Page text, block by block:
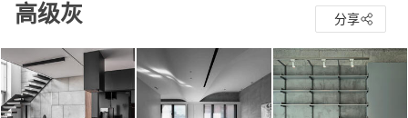
高级灰 分享